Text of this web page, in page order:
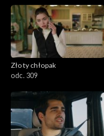
Złoty chłopak
odc. 309